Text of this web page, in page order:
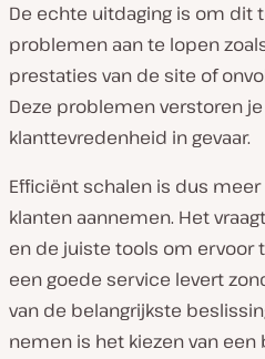
De echte uitdaging is om dit
problemen aan te lopen
prestaties van de site of
Deze problemen verstoren
klanttevredenheid in gevaar.
Efficiënt schalen is dus
klanten aannemen. Het
en de juiste tools om ervoor
een goede service levert
van de belangrijkste
nemen is het kiezen van